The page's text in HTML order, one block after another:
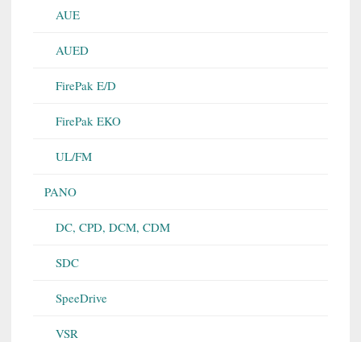
AUE
AUED
FirePak E/D
FirePak EKO
UL/FM
PANO
DC, CPD, DCM, CDM
SDC
SpeeDrive
VSR